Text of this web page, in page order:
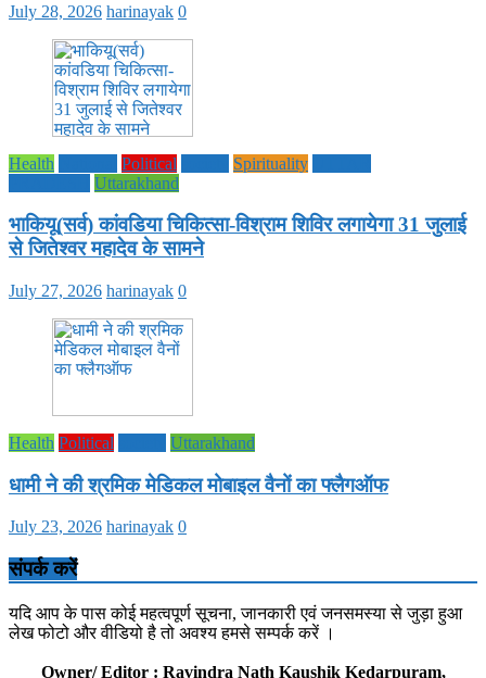
July 28, 2026 harinayak 0
Health Political Spirituality
Uttarakhand
भाकियू(सर्व) कांवडिया चिकित्सा-विश्राम शिविर लगायेगा 31 जुलाई
से जितेश्वर महादेव के सामने
July 27, 2026 harinayak 0
Health Political Uttarakhand
धामी ने की श्रमिक मेडिकल मोबाइल वैनों का फ्लैगऑफ
July 23, 2026 harinayak 0
संपर्क करें
यदि आप के पास कोई महत्वपूर्ण सूचना, जानकारी एवं जनसमस्या से जुड़ा हुआ
लेख फोटो और वीडियो है तो अवश्य हमसे सम्पर्क करें ।
Owner/ Editor : Ravindra Nath Kaushik Kedarpuram,